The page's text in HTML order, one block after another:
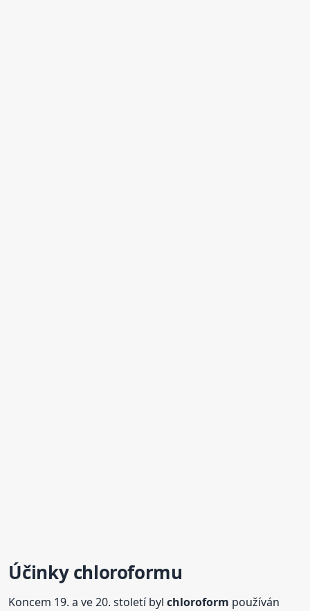
Účinkychloroformu
Koncem 19. a ve 20. století bylchloroform používán